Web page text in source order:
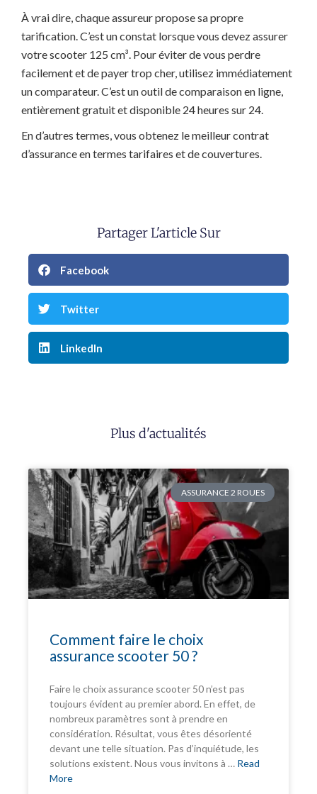
À vrai dire, chaque assureur propose sa propre
tarification. C’est un constat lorsque vous devez assurer
votre scooter 125 cm³. Pour éviter de vous perdre
facilement et de payer trop cher, utilisez immédiatement
un comparateur. C’est un outil de comparaison en ligne,
entièrement gratuit et disponible 24 heures sur 24.
En d’autres termes, vous obtenez le meilleur contrat
d’assurance en termes tarifaires et de couvertures.
Partager L'article Sur
Facebook
Twitter
LinkedIn
Plus d'actualités
ASSURANCE 2 ROUES
Comment faire le choix
assurance scooter 50 ?
Faire le choix assurance scooter 50 n’est pas
toujours évident au premier abord. En effet, de
nombreux paramètres sont à prendre en
considération. Résultat, vous êtes désorienté
devant une telle situation. Pas d’inquiétude, les
solutions existent. Nous vous invitons à … Read
More